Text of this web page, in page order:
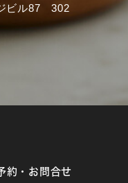
ビル87 302
約・お問合せ